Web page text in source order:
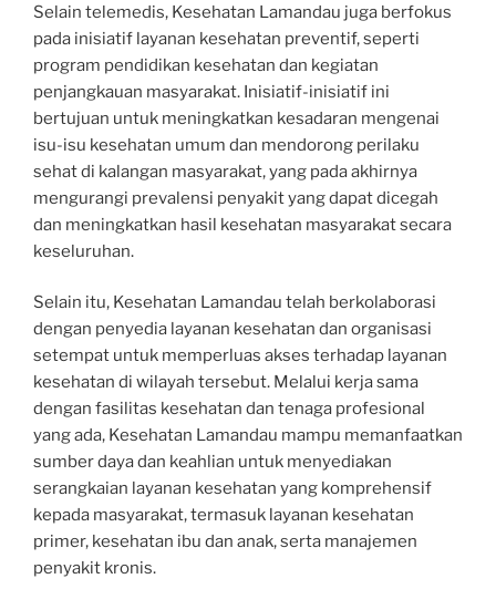
Selain telemedis, Kesehatan Lamandau juga berfokus
pada inisiatif layanan kesehatan preventif, seperti
program pendidikan kesehatan dan kegiatan
penjangkauan masyarakat. Inisiatif-inisiatif ini
bertujuan untuk meningkatkan kesadaran mengenai
isu-isu kesehatan umum dan mendorong perilaku
sehat di kalangan masyarakat, yang pada akhirnya
mengurangi prevalensi penyakit yang dapat dicegah
dan meningkatkan hasil kesehatan masyarakat secara
keseluruhan.
Selain itu, Kesehatan Lamandau telah berkolaborasi
dengan penyedia layanan kesehatan dan organisasi
setempat untuk memperluas akses terhadap layanan
kesehatan di wilayah tersebut. Melalui kerja sama
dengan fasilitas kesehatan dan tenaga profesional
yang ada, Kesehatan Lamandau mampu memanfaatkan
sumber daya dan keahlian untuk menyediakan
serangkaian layanan kesehatan yang komprehensif
kepada masyarakat, termasuk layanan kesehatan
primer, kesehatan ibu dan anak, serta manajemen
penyakit kronis.